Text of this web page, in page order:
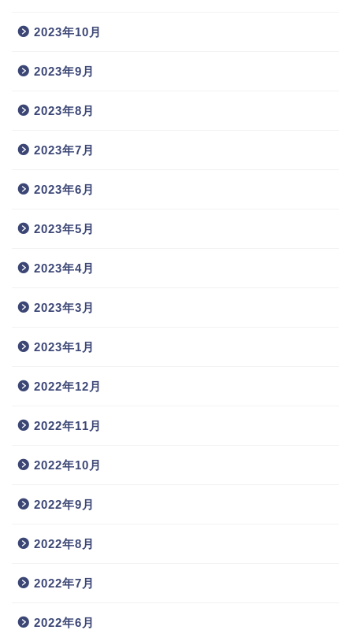
2023年10月
2023年9月
2023年8月
2023年7月
2023年6月
2023年5月
2023年4月
2023年3月
2023年1月
2022年12月
2022年11月
2022年10月
2022年9月
2022年8月
2022年7月
2022年6月